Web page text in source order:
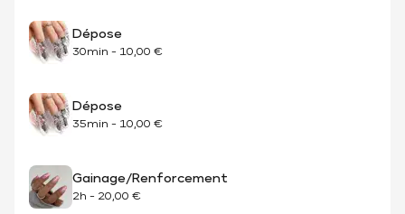
Dépose
30min - 10,00 €
Dépose
35min - 10,00 €
Gainage/Renforcement
2h - 20,00 €